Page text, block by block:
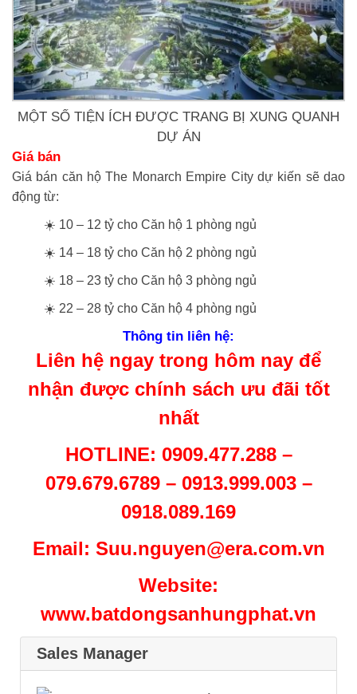
MỘT SỐ TIỆN ÍCH ĐƯỢC TRANG BỊ XUNG QUANH
DỰ ÁN
Giá bán
Giá bán căn hộ The Monarch Empire City dự kiến sẽ dao
động từ:
☀️ 10 – 12 tỷ cho Căn hộ 1 phòng ngủ
☀️ 14 – 18 tỷ cho Căn hộ 2 phòng ngủ
☀️ 18 – 23 tỷ cho Căn hộ 3 phòng ngủ
☀️ 22 – 28 tỷ cho Căn hộ 4 phòng ngủ
Thông tin liên hệ:
Liên hệ ngay trong hôm nay để
nhận được chính sách ưu đãi tốt
nhất
HOTLINE: 0909.477.288 –
079.679.6789 – 0913.999.003 –
0918.089.169
Email: Suu.nguyen@era.com.vn
Website:
www.batdongsanhungphat.vn
Sales Manager